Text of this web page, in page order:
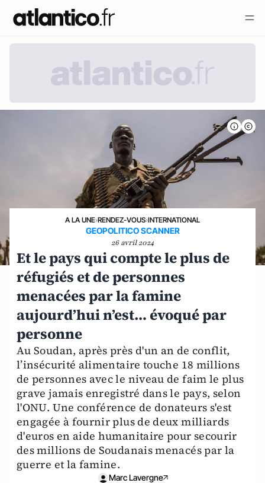
A LA UNE›RENDEZ-VOUS›INTERNATIONAL
GEOPOLITICO SCANNER
26 avril 2024
Et le pays qui compte le plus de
réfugiés et de personnes
menacées par la famine
aujourd’hui n’est… évoqué par
personne
Au Soudan, après près d'un an de conflit,
l’insécurité alimentaire touche 18 millions
de personnes avec le niveau de faim le plus
grave jamais enregistré dans le pays, selon
l'ONU. Une conférence de donateurs s'est
engagée à fournir plus de deux milliards
d'euros en aide humanitaire pour secourir
des millions de Soudanais menacés par la
guerre et la famine.
Marc Lavergne